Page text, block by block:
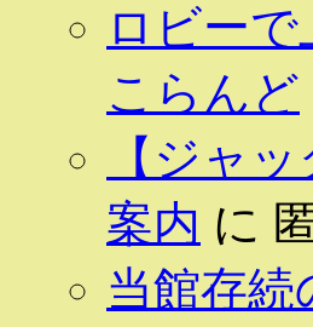
ロビー
こらんど
【ジャ
案内 に
当館存